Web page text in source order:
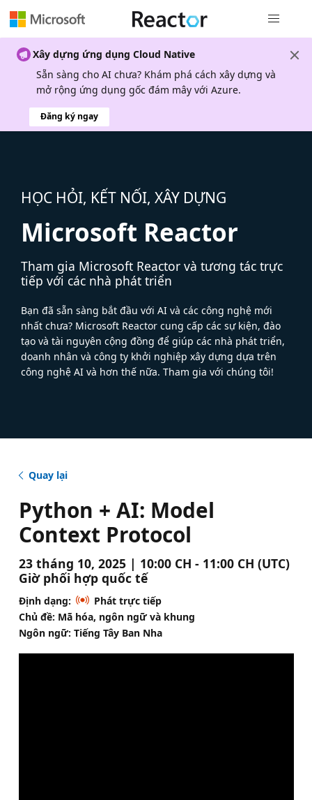
Xây dựng ứng dụng Cloud Native
Sẵn sàng cho AI chưa? Khám phá cách xây dựng và
mở rộng ứng dụng gốc đám mây với Azure.
Đăng ký ngay
HỌC HỎI, KẾT NỐI, XÂY DỰNG
Microsoft Reactor
Tham gia Microsoft Reactor và tương tác trực
tiếp với các nhà phát triển
Bạn đã sẵn sàng bắt đầu với AI và các công nghệ mới
nhất chưa? Microsoft Reactor cung cấp các sự kiện, đào
tạo và tài nguyên cộng đồng để giúp các nhà phát triển,
doanh nhân và công ty khởi nghiệp xây dựng dựa trên
công nghệ AI và hơn thế nữa. Tham gia với chúng tôi!
Quay lại
Python + AI: Model
Context Protocol
23 tháng 10, 2025 | 10:00 CH - 11:00 CH (UTC)
Giờ phối hợp quốc tế
Định dạng:
Phát trực tiếp
Chủ đề: Mã hóa, ngôn ngữ và khung
Ngôn ngữ: Tiếng Tây Ban Nha